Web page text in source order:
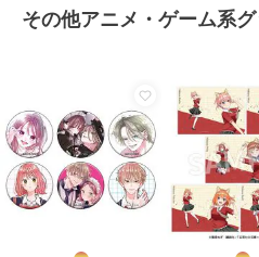
その他アニメ・ゲーム系